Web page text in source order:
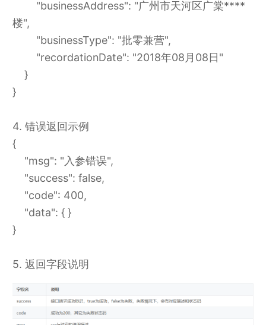
"businessAddress": "广州市天河区广棠****
楼",
"businessType": "批零兼营",
"recordationDate": "2018年08月08日"
}
}
4. 错误返回示例
{
"msg": "入参错误",
"success": false,
"code": 400,
"data": { }
}
5. 返回字段说明